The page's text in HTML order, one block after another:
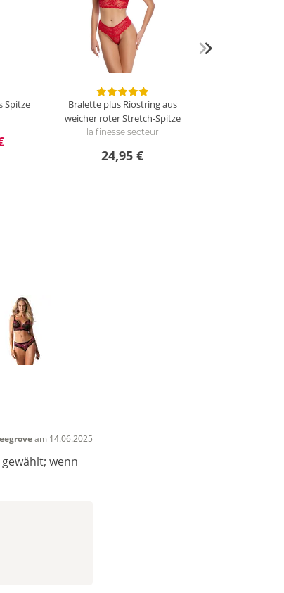
Spitze
Bralette plus Riostring aus
weicher roter Stretch-Spitze
la finesse secteur
24,95 €
am 14.06.2025
wenn